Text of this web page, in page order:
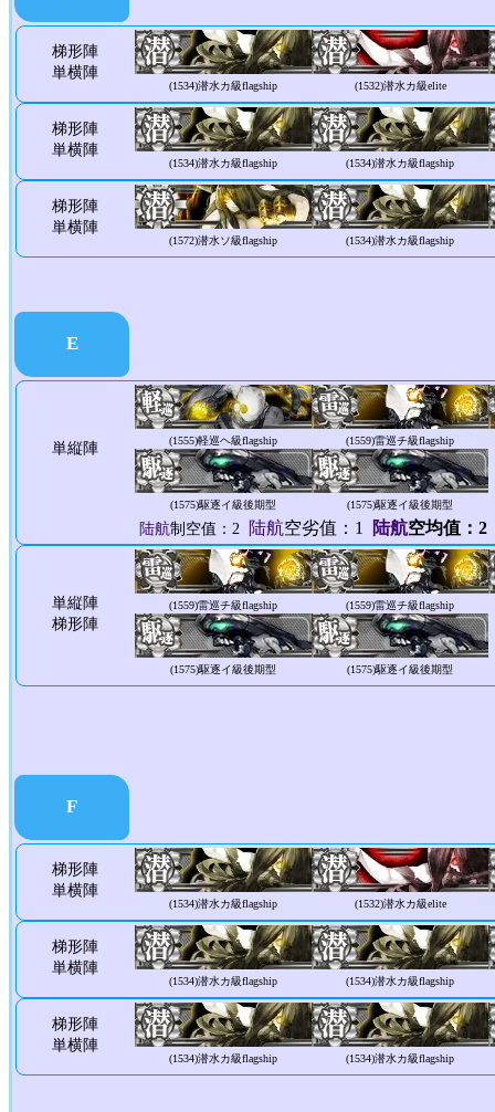
梯形陣
単横陣
(1534)潜水カ級flagship (1532)潜水カ級elite
梯形陣
単横陣
(1534)潜水カ級flagship (1534)潜水カ級flagship
梯形陣
単横陣
(1572)潜水ソ級flagship (1534)潜水カ級flagship
E
単縦陣 (1555)軽巡ヘ級flagship (1559)雷巡チ級flagship
(1575)駆逐イ級後期型 (1575)駆逐イ級後期型
陆航制空值：2 陆航空劣值：1 陆航空均值：2
単縦陣
梯形陣
(1559)雷巡チ級flagship (1559)雷巡チ級flagship
(1575)駆逐イ級後期型 (1575)駆逐イ級後期型
F
梯形陣
単横陣
(1534)潜水カ級flagship (1532)潜水カ級elite
梯形陣
単横陣
(1534)潜水カ級flagship (1534)潜水カ級flagship
梯形陣
単横陣
(1534)潜水カ級flagship (1534)潜水カ級flagship